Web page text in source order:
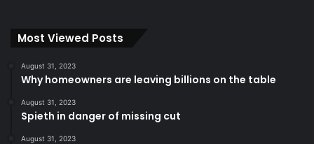
Most Viewed Posts
August 31, 2023
Why homeowners are leaving billions on the table
August 31, 2023
Spieth in danger of missing cut
August 31, 2023